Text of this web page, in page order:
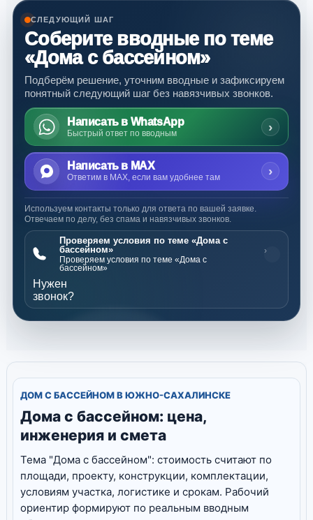
СЛЕДУЮЩИЙ ШАГ
Соберите вводные по теме
«Дома с бассейном»
Подберём решение, уточним вводные и зафиксируем
понятный следующий шаг без навязчивых звонков.
Написать в WhatsApp
Быстрый ответ по вводным ›
Написать в MAX
Ответим в MAX, если вам удобнее там ›
Используем контакты только для ответа по вашей заявке.
Отвечаем по делу, без спама и навязчивых звонков.
Проверяем условия по теме «Дома с
бассейном»
Проверяем условия по теме «Дома с
бассейном»
›
Нужен
звонок?
ДОМ С БАССЕЙНОМ В ЮЖНО-САХАЛИНСКЕ
Дома с бассейном: цена,
инженерия и смета
Тема "Дома с бассейном": стоимость считают по
площади, проекту, конструкции, комплектации,
условиям участка, логистике и срокам. Рабочий
ориентир формируют по реальным вводным